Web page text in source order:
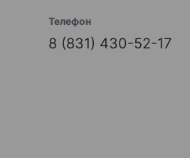
Телефон
8 (831) 430-52-17